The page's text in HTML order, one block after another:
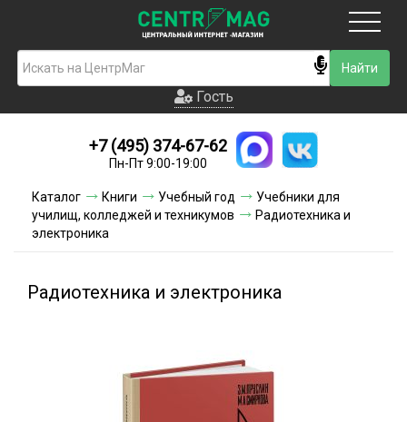
Гость
Новинки
Условия доставки
Гость
+7 (495) 374-67-62
Пн-Пт 9:00-19:00
Каталог Книги Учебный год
Учебники для
училищ, колледжей и техникумов
Радиотехника и
электроника
Радиотехника и электроника